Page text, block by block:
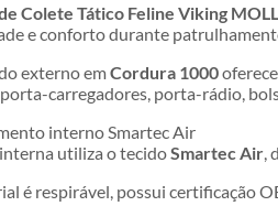
Colete Tático Feline Viking
e conforto durante
externo emCordura 1000
carregadores, porta-rádio,
interno Smartec Air
utiliza o tecidoSmartec Air,
é respirável, possui certificação